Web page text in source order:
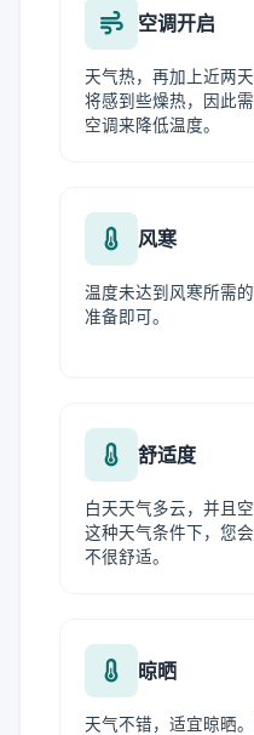
空调开启
天气热，再加上近两
将感到些燥热，因此
空调来降低温度。
风寒
温度未达到风寒所需
准备即可。
舒适度
白天天气多云，并且
这种天气条件下，您会
不很舒适。
晾晒
天气不错，适宜晾晒